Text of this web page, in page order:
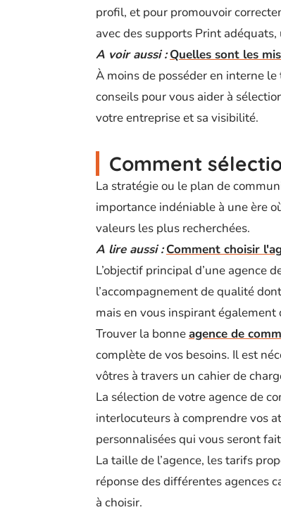
profil, et pour promouvoir
avec des supports Print
A voir aussi : Quelles sont les
À moins de posséder en interne
conseils pour vous aider à
votre entreprise et sa visibilité.
Comment
La stratégie ou le plan de
importance indéniable à une ère
valeurs les plus recherchées.
A lire aussi : Comment choisir
L’objectif principal d’une agence
l’accompagnement de qualité
mais en vous inspirant
Trouver la bonneagence de
complète de vos besoins. Il est
vôtres à travers un cahier de
La sélection de votre agence de
interlocuteurs à comprendre vos
personnalisées qui vous seront
La taille de l’agence, les tarifs
réponse des différentes agences
à choisir.